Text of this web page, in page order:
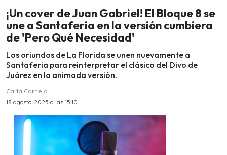
¡Un cover de Juan Gabriel! El Bloque 8 se
une a Santaferia en la versión cumbiera
de 'Pero Qué Necesidad'
Los oriundos de La Florida se unen nuevamente a
Santaferia para reinterpretar el clásico del Divo de
Juárez en la animada versión.
Carla Cornejo
18 agosto, 2025 a las 15:10